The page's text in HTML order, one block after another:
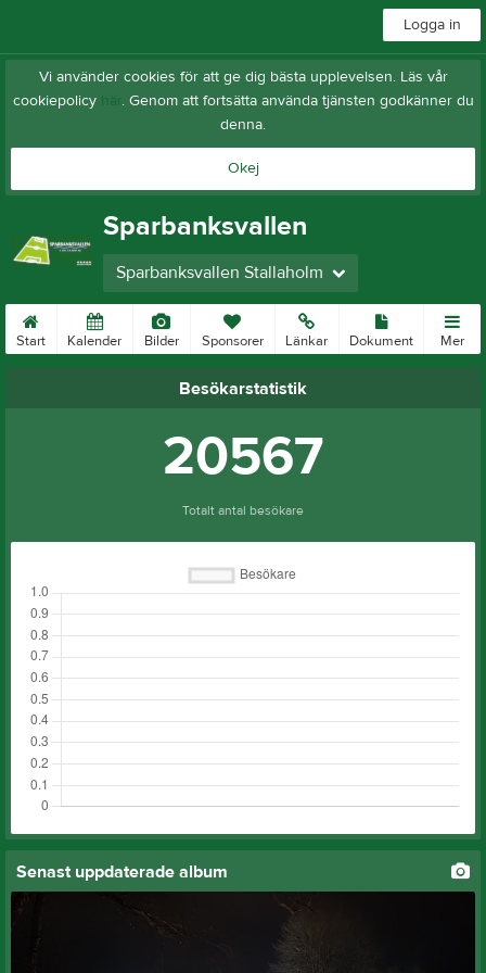
Logga in
Vi använder cookies för att ge dig bästa upplevelsen. Läs vår
cookiepolicy här. Genom att fortsätta använda tjänsten godkänner du
denna.
Okej
Sparbanksvallen
Sparbanksvallen Stallaholm
Start Kalender Bilder Sponsorer Länkar Dokument Mer
Besökarstatistik
20567
Totalt antal besökare
Senast uppdaterade album